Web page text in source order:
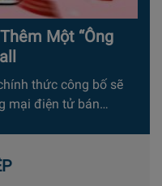
Một “Ông
thức công bố sẽ
mại điện tử bán…